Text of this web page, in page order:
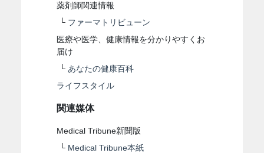
薬剤師関連情報
└ ファーマトリビューン
医療や医学、健康情報を分かりやすくお
届け
└ あなたの健康百科
ライフスタイル
関連媒体
Medical Tribune新聞版
└ Medical Tribune本紙